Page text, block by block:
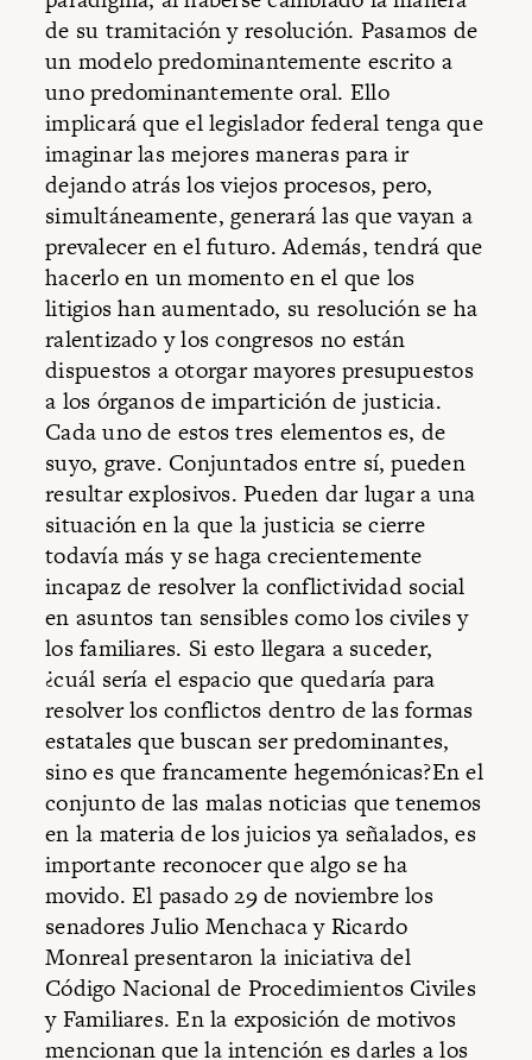
de su tramitación y resolución. Pasamos de
un modelo predominantemente escrito a
uno predominantemente oral. Ello
implicará que el legislador federal tenga que
imaginar las mejores maneras para ir
dejando atrás los viejos procesos, pero,
simultáneamente, generará las que vayan a
prevalecer en el futuro. Además, tendrá que
hacerlo en un momento en el que los
litigios han aumentado, su resolución se ha
ralentizado y los congresos no están
dispuestos a otorgar mayores presupuestos
a los órganos de impartición de justicia.
Cada uno de estos tres elementos es, de
suyo, grave. Conjuntados entre sí, pueden
resultar explosivos. Pueden dar lugar a una
situación en la que la justicia se cierre
todavía más y se haga crecientemente
incapaz de resolver la conflictividad social
en asuntos tan sensibles como los civiles y
los familiares. Si esto llegara a suceder,
¿cuál sería el espacio que quedaría para
resolver los conflictos dentro de las formas
estatales que buscan ser predominantes,
sino es que francamente hegemónicas?En el
conjunto de las malas noticias que tenemos
en la materia de los juicios ya señalados, es
importante reconocer que algo se ha
movido. El pasado 29 de noviembre los
senadores Julio Menchaca y Ricardo
Monreal presentaron la iniciativa del
Código Nacional de Procedimientos Civiles
y Familiares. En la exposición de motivos
mencionan que la intención es darles a los